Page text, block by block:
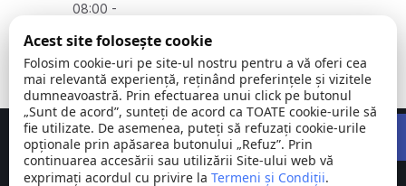
08:00 -
vineri
08:00 -
14:00
Comuna © Toate
Concept realizat deBig Media Relații Publice SRL
Acest site folosește cookie
Folosim cookie-uri pe site-ul nostru pentru a vă oferi cea
mai relevantă experiență, reținând preferințele și vizitele
dumneavoastră. Prin efectuarea unui click pe butonul
„Sunt de acord”, sunteți de acord ca TOATE cookie-urile să
fie utilizate. De asemenea, puteți să refuzați cookie-urile
opționale prin apăsarea butonului „Refuz”. Prin
continuarea accesării sau utilizării Site-ului web vă
exprimați acordul cu privire la Termeni și Condiții.